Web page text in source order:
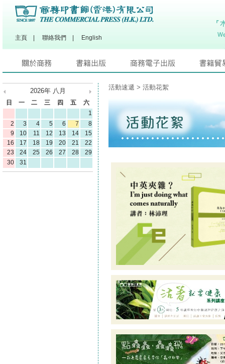
主頁 聯絡我們 English
2026年 八月
日 一 二 三 四 五
六
1
2
3 4 5 6 7
8
9
10 11 12 13 14
15
16
17 18 19 20 21
22
23
24 25 26 27 28
29
30
31
活動速遞 > 活動花絮